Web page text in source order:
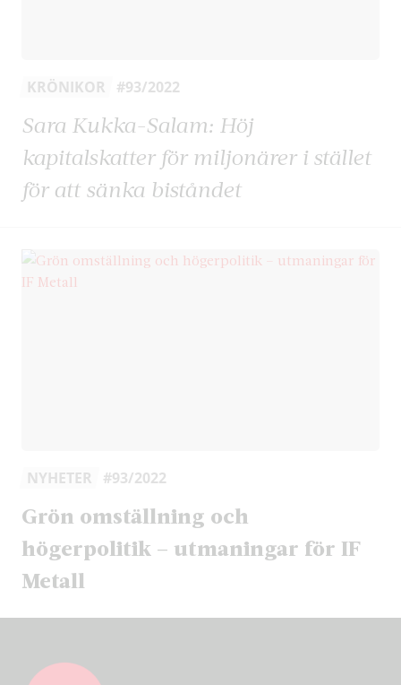
KRÖNIKOR #93/2022
Sara Kukka-Salam: Höj
kapitalskatter för miljonärer i stället
för att sänka biståndet
NYHETER #93/2022
Grön omställning och
högerpolitik – utmaningar för IF
Metall